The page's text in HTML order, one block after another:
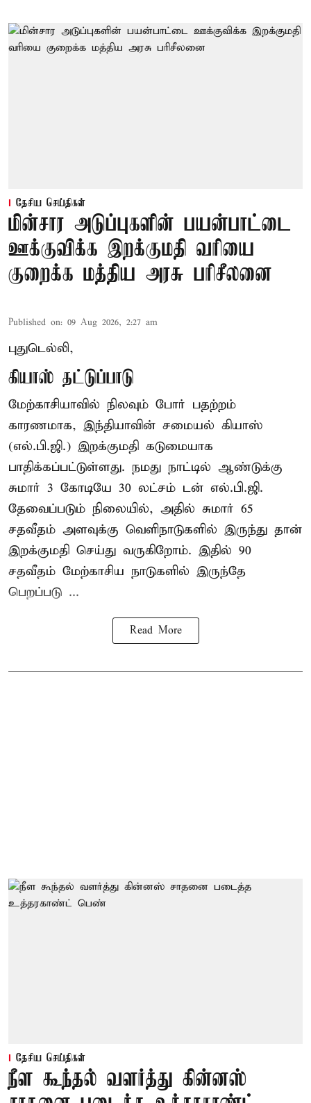
தேசிய செய்திகள்
மின்சார அடுப்புகளின் பயன்பாட்டை
ஊக்குவிக்க இறக்குமதி வரியை
குறைக்க மத்திய அரசு பரிசீலனை
Published on: 09 Aug 2026, 2:27 am
புதுடெல்லி,
கியாஸ் தட்டுப்பாடு
மேற்காசியாவில் நிலவும் போர் பதற்றம்
காரணமாக, இந்தியாவின் சமையல் கியாஸ்
(எல்.பி.ஜி.) இறக்குமதி கடுமையாக
பாதிக்கப்பட்டுள்ளது. நமது நாட்டில் ஆண்டுக்கு
சுமார் 3 கோடியே 30 லட்சம் டன் எல்.பி.ஜி.
தேவைப்படும் நிலையில், அதில் சுமார் 65
சதவீதம் அளவுக்கு வெளிநாடுகளில் இருந்து தான்
இறக்குமதி செய்து வருகிறோம். இதில் 90
சதவீதம் மேற்காசிய நாடுகளில் இருந்தே
பெறப்படு ...
Read More
தேசிய செய்திகள்
நீள கூந்தல் வளர்த்து கின்னஸ்